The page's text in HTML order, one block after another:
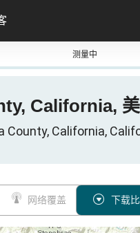
测量中
California, 美
County, California,
网络覆盖 下载